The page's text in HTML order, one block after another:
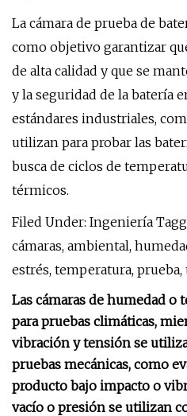
La cámara de prueba de
como objetivo garantizar
de alta calidad y que se
y la seguridad de la batería
estándares industriales,
utilizan para probar las
busca de ciclos de
térmicos.
Filed Under: Ingeniería
cámaras, ambiental,
estrés, temperatura,
Las cámaras de humedad
para pruebas climáticas,
vibración y tensión se
pruebas mecánicas, como
producto bajo impacto o
vacío o presión se utilizan